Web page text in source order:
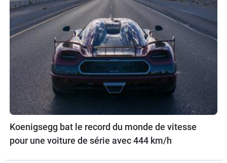
Koenigsegg bat le record du monde de vitesse
pour une voiture de série avec 444 km/h